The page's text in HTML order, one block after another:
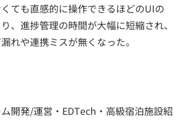
ても直感的に操作できるほどのUIの
、進捗管理の時間が大幅に短縮され、
れや連携ミスが無くなった。
開発/運営・EDTech・高級宿泊施設紹